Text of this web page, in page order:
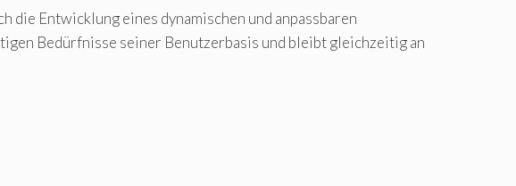
die Entwicklung eines dynamischen und anpassbaren
Bedürfnisse seiner Benutzerbasis und bleibt gleichzeitig an